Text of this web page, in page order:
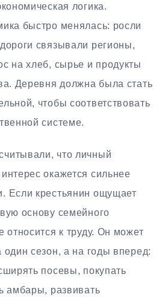
логика.
быстро менялась: росли
связывали регионы,
на хлеб, сырье и продукты
Деревня должна была стать
чтобы соответствовать
системе.
что личный
окажется сильнее
Если крестьянин ощущает
основу семейного
относится к труду. Он может
один сезон, а на годы вперед:
посевы, покупать
амбары, развивать